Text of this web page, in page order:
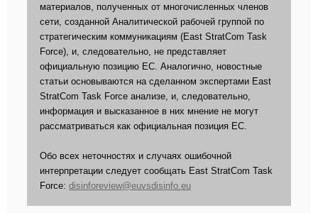
материалов, полученных от многочисленных членов
сети, созданной Аналитической рабочей группой по
стратегическим коммуникациям (East StratCom Task
Force), и, следовательно, не представляет
официальную позицию ЕС. Аналогично, новостные
статьи основываются на сделанном экспертами East
StratCom Task Force анализе, и, следовательно,
информация и высказанное в них мнение не могут
рассматриваться как официальная позиция ЕС.
Обо всех неточностях и случаях ошибочной
интерпретации следует сообщать East StratCom Task
Force: disinforeview@euvsdisinfo.eu